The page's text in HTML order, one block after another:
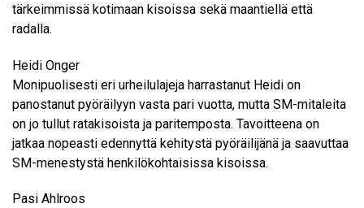
tärkeimmissä kotimaan kisoissa sekä maantiellä että
radalla.
Heidi Onger
Monipuolisesti eri urheilulajeja harrastanut Heidi on
panostanut pyöräilyyn vasta pari vuotta, mutta SM-mitaleita
on jo tullut ratakisoista ja paritemposta. Tavoitteena on
jatkaa nopeasti edennyttä kehitystä pyöräilijänä ja saavuttaa
SM-menestystä henkilökohtaisissa kisoissa.
Pasi Ahlroos